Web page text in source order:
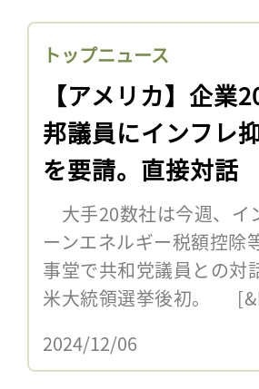
トップニュース
【アメリカ】企業
邦議員にインフレ
を要請。直接対話
大手20数社は今週、イ
ーンエネルギー税額控除
事堂で共和党議員との対
米大統領選挙後初。
2024/12/06